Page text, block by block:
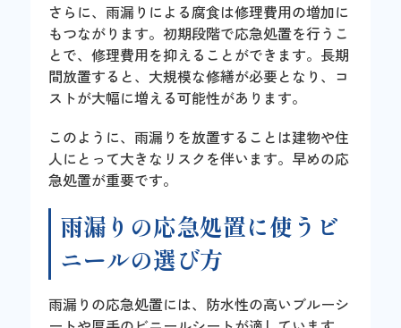
さらに、雨漏りによる腐食は修理費用の増加に
もつながります。初期段階で応急処置を行うこ
とで、修理費用を抑えることができます。長期
間放置すると、大規模な修繕が必要となり、コ
ストが大幅に増える可能性があります。
このように、雨漏りを放置することは建物や住
人にとって大きなリスクを伴います。早めの応
急処置が重要です。
雨漏りの応急処置に使うビ
ニールの選び方
雨漏りの応急処置には、防水性の高いブルーシ